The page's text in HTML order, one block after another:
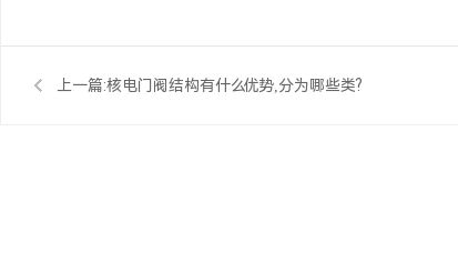
上一篇:核电门阀结构有什么优势,分为哪些类?